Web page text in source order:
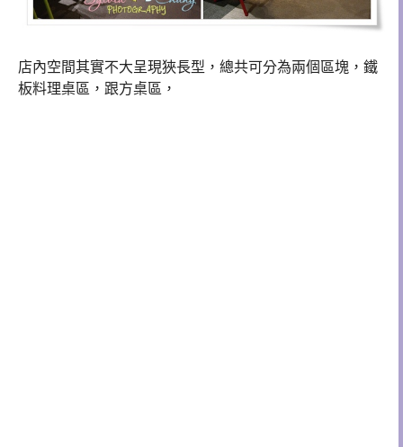
店內空間其實不大呈現狹長型，總共可分為兩個區塊，鐵
板料理桌區，跟方桌區，